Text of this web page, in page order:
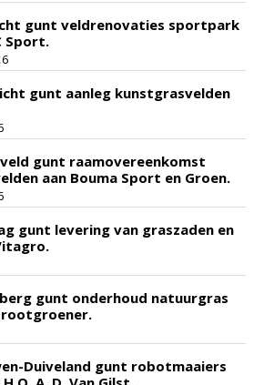
gunt veldrenovaties sportpark
Sport.
gunt aanleg kunstgrasvelden
gunt raamovereenkomst
aan Bouma Sport en Groen.
gunt levering van graszaden en
gunt onderhoud natuurgras
Duiveland gunt robotmaaiers